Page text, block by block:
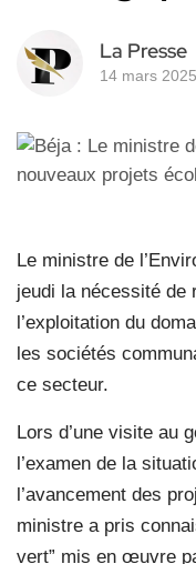
La Presse
14 mars 2025
Le ministre de
jeudi la nécessité de
l’exploitation du
les sociétés
ce secteur.
Lors d’une visite au
l’examen de la
l’avancement des
ministre a pris
vert” mis en œuvre